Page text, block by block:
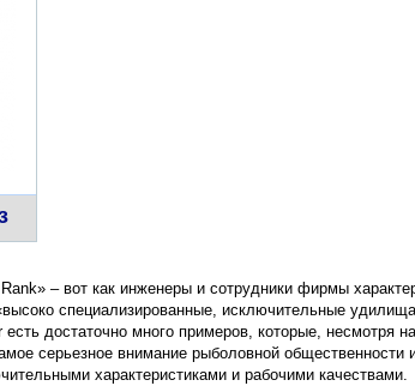
– вот как инженеры и сотрудники фирмы
специализированные, исключительные
достаточно много примеров, которые, несмотря
серьезное внимание рыболовной
характеристиками и рабочими качествами.